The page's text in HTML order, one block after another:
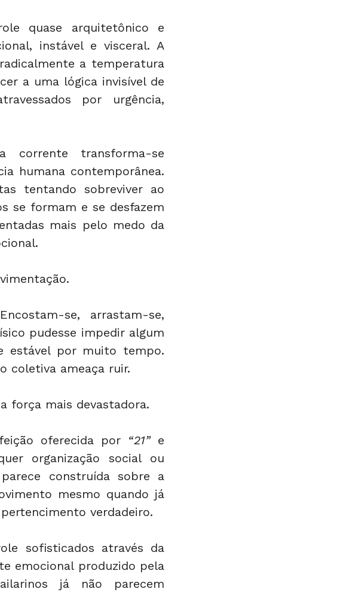
quase arquitetônico e
instável e visceral. A
a temperatura
a uma lógica invisível de
por urgência,
transforma-se
humana contemporânea.
tentando sobreviver ao
se formam e se desfazem
mais pelo medo da
se, arrastam-se,
pudesse impedir algum
estável por muito tempo.
coletiva ameaça ruir.
força mais devastadora.
oferecida por “21” e
organização social ou
construída sobre a
mesmo quando já
verdadeiro.
sofisticados através da
emocional produzido pela
já não parecem